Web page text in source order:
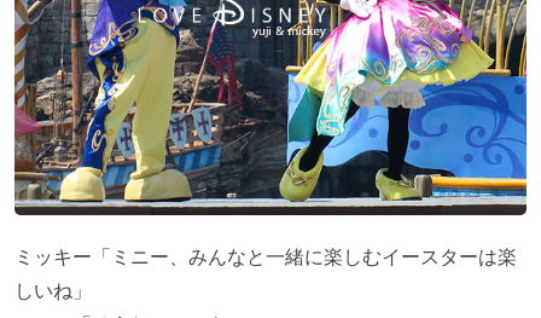
ミッキー「ミニー、みんなと一緒に楽しむイースターは楽
しいね」